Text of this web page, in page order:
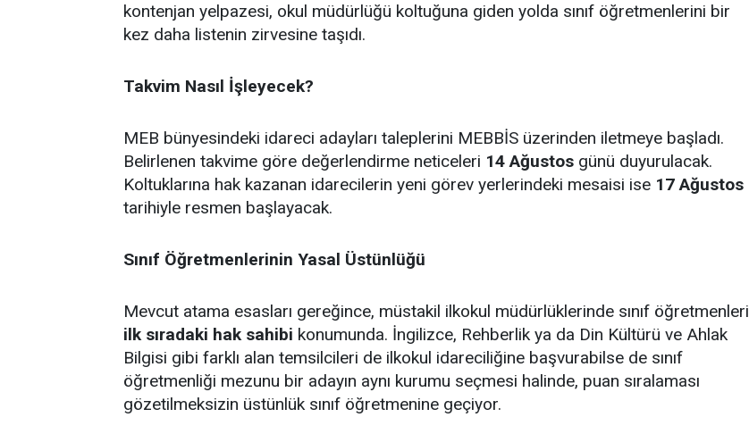
kontenjan yelpazesi, okul müdürlüğü koltuğuna giden yolda sınıf öğretmenlerini bir
kez daha listenin zirvesine taşıdı.
Takvim Nasıl İşleyecek?
MEB bünyesindeki idareci adayları taleplerini MEBBİS üzerinden iletmeye başladı.
Belirlenen takvime göre değerlendirme neticeleri 14 Ağustos günü duyurulacak.
Koltuklarına hak kazanan idarecilerin yeni görev yerlerindeki mesaisi ise 17 Ağustos
tarihiyle resmen başlayacak.
Sınıf Öğretmenlerinin Yasal Üstünlüğü
Mevcut atama esasları gereğince, müstakil ilkokul müdürlüklerinde sınıf öğretmenleri
ilk sıradaki hak sahibi konumunda. İngilizce, Rehberlik ya da Din Kültürü ve Ahlak
Bilgisi gibi farklı alan temsilcileri de ilkokul idareciliğine başvurabilse de sınıf
öğretmenliği mezunu bir adayın aynı kurumu seçmesi halinde, puan sıralaması
gözetilmeksizin üstünlük sınıf öğretmenine geçiyor.